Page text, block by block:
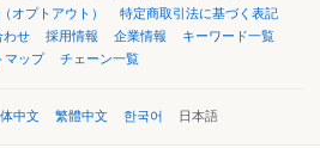
オプトアウト）
特定商取引法に基づく表記
わせ 採用情報 企業情報
キーワード一覧
マップ
チェーン一覧
中文 繁體中文 한국어 日本語